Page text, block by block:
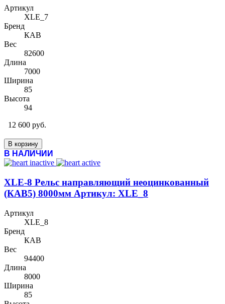
Артикул
XLE_7
Бренд
КАВ
Вес
82600
Длина
7000
Ширина
85
Высота
94
12 600 руб.
В корзину
В НАЛИЧИИ
XLE-8 Рельс направляющий неоцинкованный
(КАВ5) 8000мм Артикул: XLE_8
Артикул
XLE_8
Бренд
КАВ
Вес
94400
Длина
8000
Ширина
85